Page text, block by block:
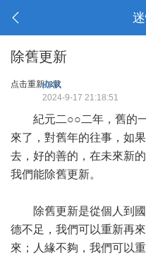
除舊更新
点击重新加载
KKK
2024-9-17 21:18:51
紀元二○○二年，舊的一
來了，對舊年的往事，如
去，好的善的，在未來新
我們能除舊更新。
除舊更新是從個人到國
德不足，我們可以重新再
來；人緣不夠，我們可以